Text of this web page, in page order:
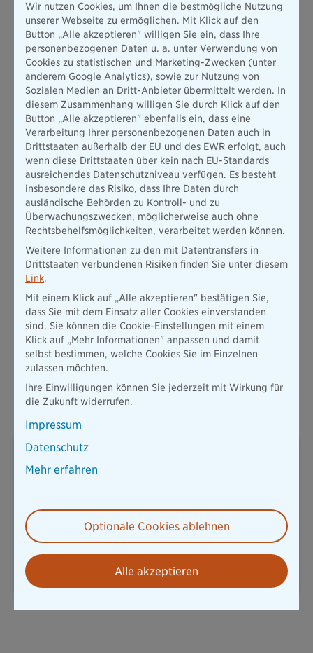
Wir haben uns schnell auf die neue Situation umgestellt. Denn
wir wissen alle, dass unsere palliativ erkrankten
Projektteilnehmerinnen und Projektteilnehmer keine Zeit
haben, auf ein Ende der Pandemie zu warten“, sagt Judith
Grümmer, Geschäftsführerin der Familienhörbuch gGmbH und
erfahrene Hörfunkjournalistin. „Da sich das Projekt
ausschließlich aus Spenden finanziert, freuen wir uns, mit der
Bayerischen einen weiteren Förderer gewonnen zu haben.“
Das Thema Vorsorge beschäftigt immer mehr Menschen. Da
Bestattungen teuer sind, steigt die Nachfrage nach einer
Sterbegeldversicherung. Die Sterbegeldversicherung der
Bayerischen erzielt regelmäßig Top-Ergebnisse in Ratings. So
schneidet die Bayerische „sehr gut“ beim Rating von Morgen
& Morgen aus dem Herbst 2020 ab. In einem aktuellen
Marktvergleich aus dem September 2020 mit über 30
Anbietern ging die Bayerische mit ihrer
unabhängige und auf Sterbegeldversicherung spezialisierte
Versicherungsmakler SeguraLife gab der Bayerischen in
diesem Rating die Bestbewertung aufgrund der sehr kurzen
Wartezeit und der hohen Kundenfreundlichkeit. So ist keine
Gesundheitsprüfung notwendig und Kunden können die
Sterbegeldversicherung auch für Dritte sowie noch im hohen
Alter abschließen.
Weitere Informationen zum Familienhörbuch-Projekt, der
zahlreichen medialen Berichterstattung sowie
Spendenmöglichkeiten können unter folgendem Link
abgerufen werden:https://familienhoerbuch.com/
Sabine Bader
Pressesprecherin Konzern und Leben
T: 08967878238
sabine.bader@diebayerische.de
Wir nutzen Cookies, um Ihnen die bestmögliche Nutzung
unserer Webseite zu ermöglichen. Mit Klick auf den
Button „Alle akzeptieren" willigen Sie ein, dass Ihre
personenbezogenen Daten u. a. unter Verwendung von
Cookies zu statistischen und Marketing-Zwecken (unter
anderem Google Analytics), sowie zur Nutzung von
Sozialen Medien an Dritt-Anbieter übermittelt werden. In
diesem Zusammenhang willigen Sie durch Klick auf den
Button „Alle akzeptieren" ebenfalls ein, dass eine
Verarbeitung Ihrer personenbezogenen Daten auch in
Drittstaaten außerhalb der EU und des EWR erfolgt, auch
wenn diese Drittstaaten über kein nach EU-Standards
ausreichendes Datenschutzniveau verfügen. Es besteht
insbesondere das Risiko, dass Ihre Daten durch
ausländische Behörden zu Kontroll- und zu
Überwachungszwecken, möglicherweise auch ohne
Rechtsbehelfsmöglichkeiten, verarbeitet werden können.
Weitere Informationen zu den mit Datentransfers in
Drittstaaten verbundenen Risiken finden Sie unter diesem
Link.
Mit einem Klick auf „Alle akzeptieren" bestätigen Sie,
dass Sie mit dem Einsatz aller Cookies einverstanden
sind. Sie können die Cookie-Einstellungen mit einem
Klick auf „Mehr Informationen" anpassen und damit
selbst bestimmen, welche Cookies Sie im Einzelnen
zulassen möchten.
Ihre Einwilligungen können Sie jederzeit mit Wirkung für
die Zukunft widerrufen.
Impressum
Datenschutz
Mehr erfahren
Optionale Cookies ablehnen
Alle akzeptieren